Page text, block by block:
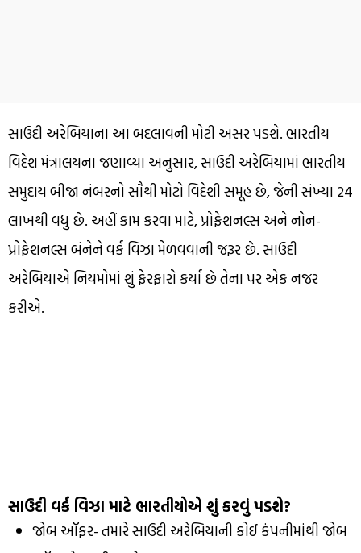
સાઉદી અરેબિયાના આ બદલાવની મોટી અસર પડશે. ભારતીય
વિદેશ મંત્રાલયના જણાવ્યા અનુસાર, સાઉદી અરેબિયામાં ભારતીય
સમુદાય બીજા નંબરનો સૌથી મોટો વિદેશી સમૂહ છે, જેની સંખ્યા 24
લાખથી વધુ છે. અહીં કામ કરવા માટે, પ્રોફેશનલ્સ અને નોન-
પ્રોફેશનલ્સ બંનેને વર્ક વિઝા મેળવવાની જરૂર છે. સાઉદી
અરેબિયાએ નિયમોમાં શું ફેરફારો કર્યા છે તેના પર એક નજર
કરીએ.
સાઉદી વર્ક વિઝા માટે ભારતીયોએ શું કરવું પડશે?
જોબ ઑફર- તમારે સાઉદી અરેબિયાની કોઈ કંપનીમાંથી જોબ